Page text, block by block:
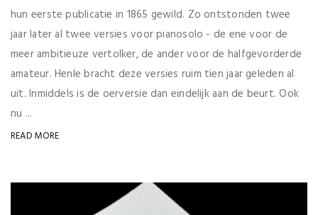
hun eerste publicatie in 1865 gewild. Zo ontstonden twee
jaar later al twee versies voor pianosolo - de ene voor de
meer ambitieuze vertolker, de ander voor de halfgevorderde
amateur. Henle bracht deze versies ruim tien jaar geleden al
uit. Inmiddels is de oerversie dan eindelijk aan de beurt. Ook
nu ...
READ MORE